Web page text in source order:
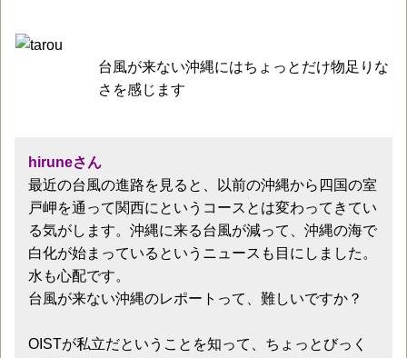
台風が来ない沖縄にはちょっとだけ物足りな
さを感じます
hiruneさん
最近の台風の進路を見ると、以前の沖縄から四国の室
戸岬を通って関西にというコースとは変わってきてい
る気がします。沖縄に来る台風が減って、沖縄の海で
白化が始まっているというニュースも目にしました。
水も心配です。
台風が来ない沖縄のレポートって、難しいですか？
OISTが私立だということを知って、ちょっとびっく